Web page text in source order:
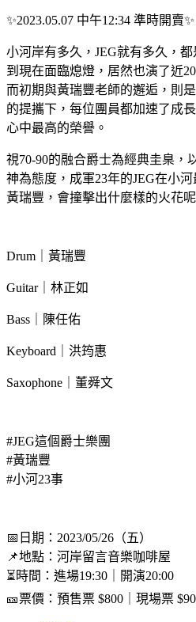
✨2023.05.07 中午12:34 準時開賣✨
小河岸有多久，JEG就有多久，
到現在面臨熄燈，居然也演了近
而初期與黃瑞豐老師的邂逅，則
的提攜下，每位團員都加速了成
心中最高的榮譽。
視70-90的融合爵士為經典圭臬，
神為態度，成軍23年的JEG在小
黃瑞豐，會撞擊出什麼樣的火花
Drum｜黃瑞豐
Guitar｜林正如
Bass｜陳任佑
Keyboard｜洪筠惠
Saxophone｜董舜文
#JEG這個爵士樂團
#黃瑞豐
#小河23事
📅日期：2023/05/26（五）
📌地點：河岸留言音樂咖啡屋
⏳時間：進場19:30｜開演20:00
🎫票價：預售票 $800｜現場票